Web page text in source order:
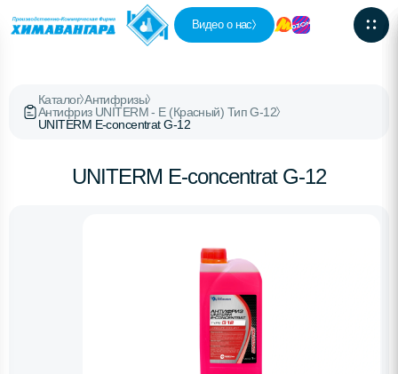
Видео о нас
Каталог Антифризы
Антифриз UNITERM - E (Красный) Тип G-12
UNITERM E-concentrat G-12
UNITERM E-concentrat G-12